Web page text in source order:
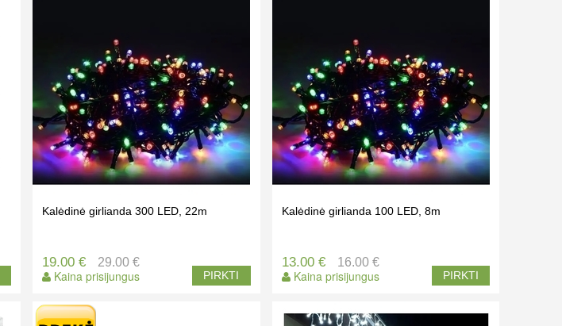
Kalėdinė girlianda 300 LED, 22m
19.00 €
Kaina prisijungus
29.00 €
PIRKTI
Kalėdinė girlianda 100 LED, 8m
13.00 €
Kaina prisijungus
16.00 €
PIRKTI